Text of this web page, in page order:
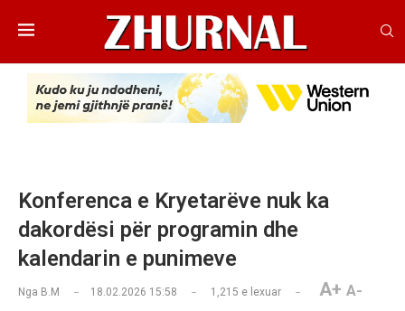
Konferenca e Kryetarëve nuk ka
dakordësi për programin dhe
kalendarin e punimeve
Nga B.M 18.02.2026 15:58 1,215 e lexuar A+ A-